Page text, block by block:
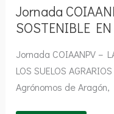
Jornada
SOSTENIBLE
Jornada COIAANPV –
LOS SUELOS
Agrónomos de
SOSTENIBLE
EN
LOS
SUELOS